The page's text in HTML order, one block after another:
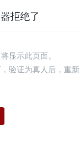
拒绝了
显示此页面。
验证为真人后，重新